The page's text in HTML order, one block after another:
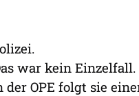
war kein
OPE folgt sie